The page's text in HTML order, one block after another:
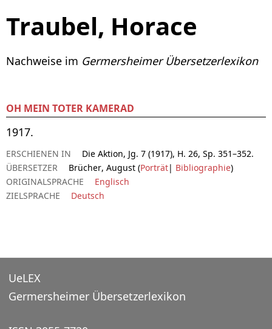
Traubel, Horace
Nachweise im Germersheimer Übersetzerlexikon
OH MEIN TOTER KAMERAD
1917.
ERSCHIENEN IN
Die Aktion, Jg. 7 (1917), H. 26, Sp. 351–352.
ÜBERSETZER
Brücher, August (Porträt| Bibliographie)
ORIGINALSPRACHE
Englisch
ZIELSPRACHE
Deutsch
UeLEX
Germersheimer Übersetzerlexikon